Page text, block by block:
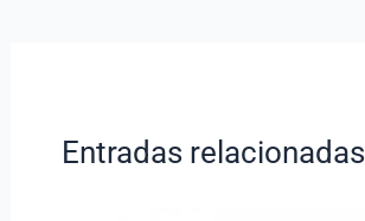
Entradas relacionadas